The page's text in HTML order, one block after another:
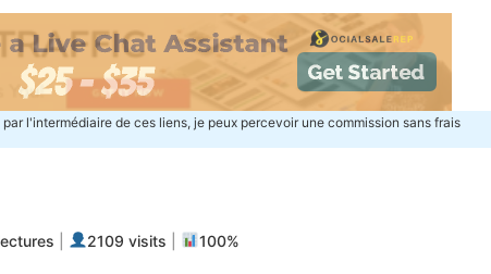
l'intermédiaire de ces liens, je peux percevoir une commission sans frais
2109 visits 100%